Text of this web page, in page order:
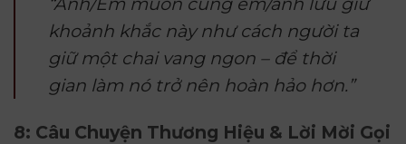
khoảnh khắc này như cách người ta
giữ một chai vang ngon – để thời
gian làm nó trở nên hoàn hảo hơn.”
8: Câu Chuyện Thương Hiệu & Lời Mời Gọi